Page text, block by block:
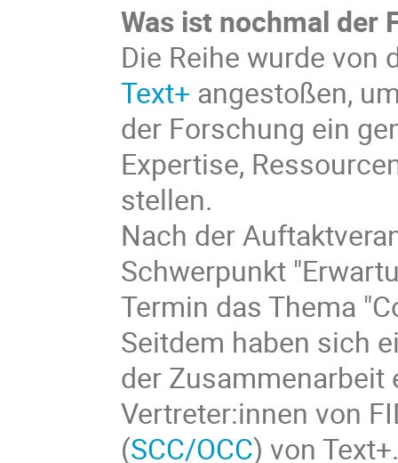
Was ist nochmal der
Die Reihe wurde von
Text+ angestoßen,
der Forschung ein
Expertise,
stellen.
Nach der
Schwerpunkt
Termin das Thema
Seitdem haben sich
der
Vertreter:innen von
(SCC/OCC) von